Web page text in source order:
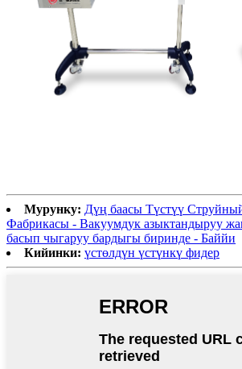
Мурунку: Дүң баасы Түстүү
Фабрикасы - Вакуумдук азыктандыруу
басып чыгаруу бардыгы биринде - Баййи
Кийинки: үстөлдүн үстүнкү фидер